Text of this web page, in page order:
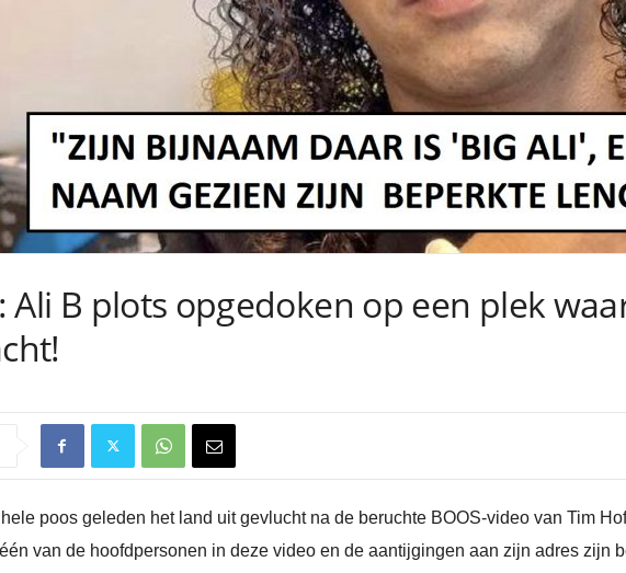
Ali B plots opgedoken op een plek
poos geleden het land uit gevlucht na de beruchte BOOS-video van Tim
van de hoofdpersonen in deze video en de aantijgingen aan zijn adres zijn